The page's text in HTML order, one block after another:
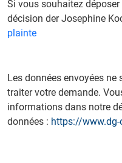
Si vous souhaitez
décision der Josephine
plainte
Les données envoyées
traiter votre demande.
informations dans notre
données : https://